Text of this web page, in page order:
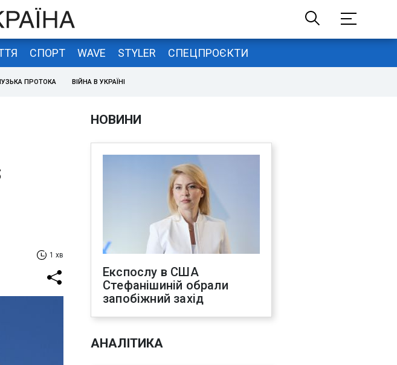
СПОРТ WAVE STYLER СПЕЦПРОЄКТИ
ПРОТОКА ВІЙНА В УКРАЇНІ
1 хв
НОВИНИ
Експослу в США
Стефанішиній обрали
запобіжний захід
АНАЛІТИКА